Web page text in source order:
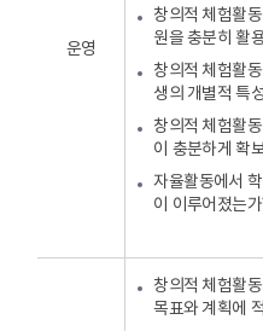
운영
창의적 체험활
원을 충분히 활
창의적 체험활
생의 개별적 특
창의적 체험활
이 충분하게 확
자율활동에서
이 이루어졌는가
창의적 체험활
목표와 계획에